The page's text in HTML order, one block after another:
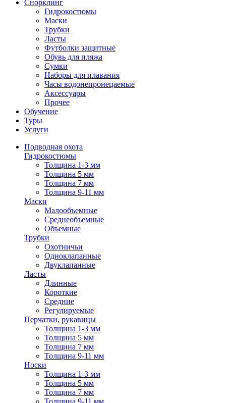
Снорклинг
Гидрокостюмы
Маски
Трубки
Ласты
Футболки защитные
Обувь для пляжа
Сумки
Наборы для плавания
Часы водонепронецаемые
Аксессуары
Прочее
Обучение
Туры
Услуги
Подводная охота
Гидрокостюмы
Толщина 1-3 мм
Толщина 5 мм
Толщина 7 мм
Толщина 9-11 мм
Маски
Малообъемные
Среднеобъемные
Объемные
Трубки
Охотничьи
Одноклапанные
Двуклапанные
Ласты
Длинные
Короткие
Средние
Регулируемые
Перчатки, рукавицы
Толщина 1-3 мм
Толщина 5 мм
Толщина 7 мм
Толщина 9-11 мм
Носки
Толщина 1-3 мм
Толщина 5 мм
Толщина 7 мм
Толщина 9-11 мм